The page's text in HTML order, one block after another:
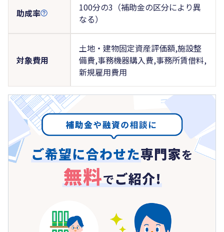
助成率
100分の3（補助金の区分により異
なる）
対象費用
土地・建物固定資産評価額,施設整
備費,事務機器購入費,事務所賃借料,
新規雇用費用